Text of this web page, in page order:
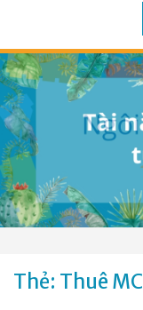
Thẻ: Thuê MC